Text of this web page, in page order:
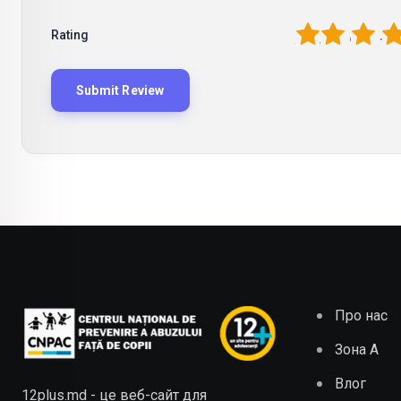
Rating 4
3
2
12plus.md - це веб-сайт для
Про нас
Зона А
Влог